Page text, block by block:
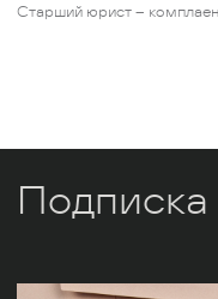
Старший юрист –
Подписка